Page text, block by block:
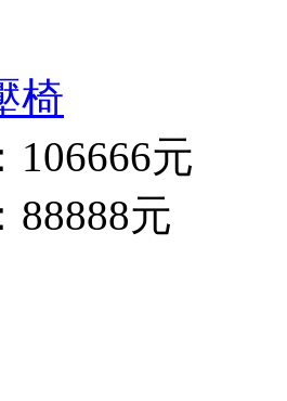
椅
106666元
88888元